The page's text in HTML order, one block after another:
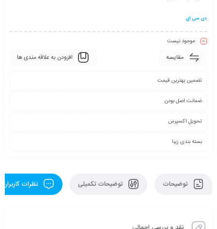
دی سی ای
موجود نیست
مقایسه افزودن به علاقه مندی ها
تضمین بهترین قیمت
ضمانت اصل بودن
تحویل اکسپرس
بسته بندی زیبا
توضیحات توضیحات تکمیلی نظرات کاربران